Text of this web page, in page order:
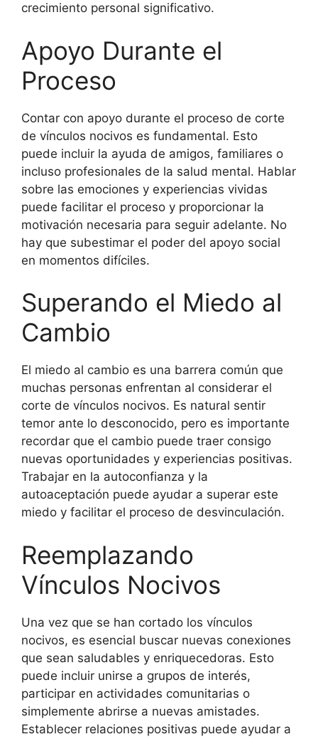
crecimiento personal significativo.
Apoyo Durante el
Proceso
Contar con apoyo durante el proceso de corte
de vínculos nocivos es fundamental. Esto
puede incluir la ayuda de amigos, familiares o
incluso profesionales de la salud mental. Hablar
sobre las emociones y experiencias vividas
puede facilitar el proceso y proporcionar la
motivación necesaria para seguir adelante. No
hay que subestimar el poder del apoyo social
en momentos difíciles.
Superando el Miedo al
Cambio
El miedo al cambio es una barrera común que
muchas personas enfrentan al considerar el
corte de vínculos nocivos. Es natural sentir
temor ante lo desconocido, pero es importante
recordar que el cambio puede traer consigo
nuevas oportunidades y experiencias positivas.
Trabajar en la autoconfianza y la
autoaceptación puede ayudar a superar este
miedo y facilitar el proceso de desvinculación.
Reemplazando
Vínculos Nocivos
Una vez que se han cortado los vínculos
nocivos, es esencial buscar nuevas conexiones
que sean saludables y enriquecedoras. Esto
puede incluir unirse a grupos de interés,
participar en actividades comunitarias o
simplemente abrirse a nuevas amistades.
Establecer relaciones positivas puede ayudar a